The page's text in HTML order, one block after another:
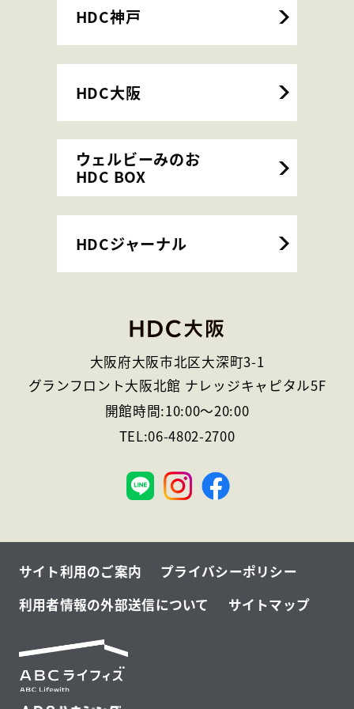
HDC神戸
HDC大阪
ウェルビーみのお
HDC BOX
HDCジャーナル
大阪府大阪市北区大深町3-1
グランフロント大阪北館 ナレッジキャピタル5F
開館時間:10:00～20:00
TEL:06-4802-2700
大
阪
サイト利用のご案内
プライバシーポリシー
利用者情報の外部送信について
サイトマップ